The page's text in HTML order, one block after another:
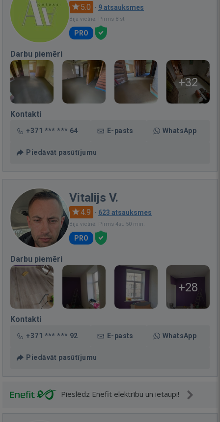
5.0 · 9 atsauksmes
Bija vietnē: Pirms 8 st.
PRO
Darbu piemēri
+32
Kontakti
+371 *** *** 64 E-pasts WhatsApp
Piedāvāt pasūtījumu
Vitalijs V.
4.9 · 623 atsauksmes
Bija vietnē: Pirms 4st. 50 min.
PRO
Darbu piemēri
+28
Kontakti
+371 *** *** 92 E-pasts WhatsApp
Piedāvāt pasūtījumu
Pieslēdz Enefit elektrību un ietaupi!